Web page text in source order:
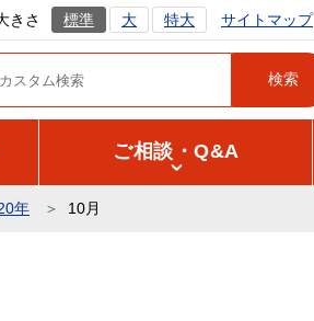
きさ 標準 大 特大 サイトマップ
ご相談・Q&A
年 10月